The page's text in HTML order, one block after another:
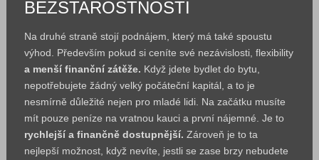
BEZSTAROSTNOSTI
Na druhé straně stojí podnájem, který má také spoustu
výhod. Především pokud si ceníte své nezávislosti, flexibility
a menší finanční zátěže. Když jdete bydlet do bytu,
nepotřebujete žádný velký počáteční kapitál, a to je
nesmírně důležité nejen pro mladé lidi. Na začátku musíte
mít pouze peníze na vratnou kauci a první nájemné. Je to
rychlejší a finančně dostupnější. Zároveň je to ta
nejlepší možnost, když nevíte, jestli se zase brzy nebudete